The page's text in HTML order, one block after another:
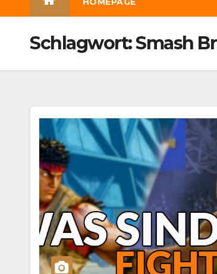
Schlagwort:Smash